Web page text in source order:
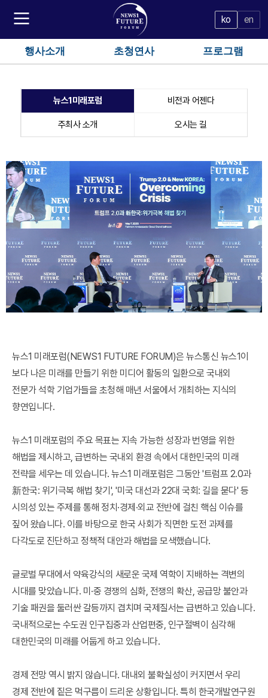
ko en
행사소개 초청연사 프로그램
뉴스1미래포럼 비전과 어젠다
주최사 소개 오시는 길
뉴스1 미래포럼(NEWS1 FUTURE FORUM)은 뉴스통신 뉴스1이
보다 나은 미래를 만들기 위한 미디어 활동의 일환으로 국내외
전문가 석학 기업가들을 초청해 매년 서울에서 개최하는 지식의
향연입니다.
뉴스1 미래포럼의 주요 목표는 지속 가능한 성장과 번영을 위한
해법을 제시하고, 급변하는 국내외 환경 속에서 대한민국의 미래
전략을 세우는 데 있습니다. 뉴스1 미래포럼은 그동안 '트럼프 2.0과
新한국: 위기극복 해법 찾기', '미국 대선과 22대 국회: 길을 묻다' 등
시의성 있는 주제를 통해 정치·경제·외교 전반에 걸친 핵심 이슈를
짚어 왔습니다. 이를 바탕으로 한국 사회가 직면한 도전 과제를
다각도로 진단하고 정책적 대안과 해법을 모색했습니다.
글로벌 무대에서 약육강식의 새로운 국제 역학이 지배하는 격변의
시대를 맞았습니다. 미·중 경쟁의 심화, 전쟁의 확산, 공급망 불안과
기술 패권을 둘러싼 갈등까지 겹치며 국제질서는 급변하고 있습니다.
국내적으로는 수도권 인구집중과 산업편중, 인구절벽이 심각해
대한민국의 미래를 어둡게 하고 있습니다.
경제 전망 역시 밝지 않습니다. 대내외 불확실성이 커지면서 우리
경제 전반에 짙은 먹구름이 드리운 상황입니다. 특히 한국개발연구원